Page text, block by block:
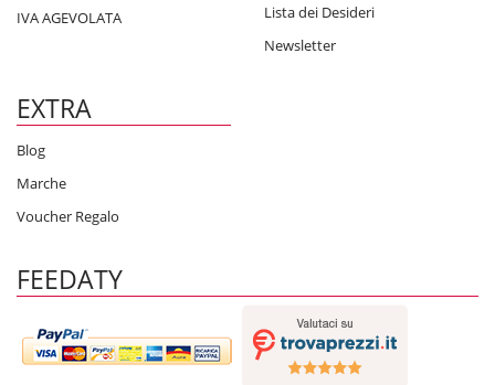
IVA AGEVOLATA
Lista dei Desideri
Newsletter
EXTRA
Blog
Marche
Voucher Regalo
FEEDATY